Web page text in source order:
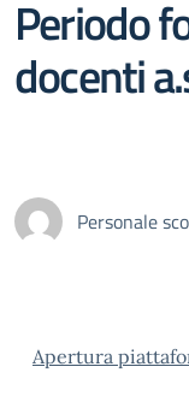
Periodo
docenti
Personale
Apertura